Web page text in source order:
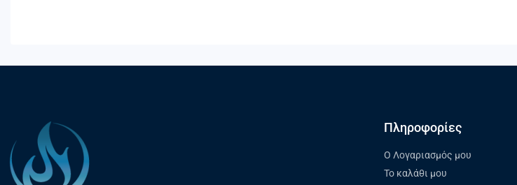
Πληροφορίες
Ο Λογαριασμός μου
Το καλάθι μου